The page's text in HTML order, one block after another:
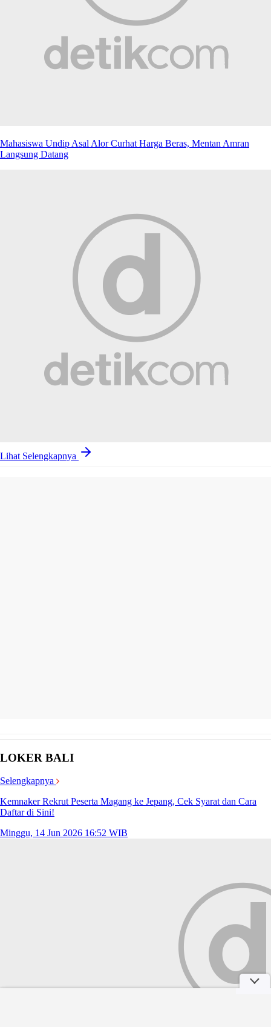
Mahasiswa Undip Asal Alor Curhat Harga Beras, Mentan Amran
Langsung Datang
Lihat Selengkapnya
LOKER BALI
Selengkapnya
Kemnaker Rekrut Peserta Magang ke Jepang, Cek Syarat dan Cara
Daftar di Sini!
Minggu, 14 Jun 2026 16:52 WIB